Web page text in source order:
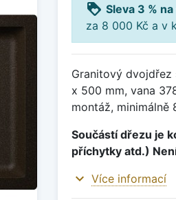
loyalty Sleva 3 %
za 8 000 Kč a v
Granitový dvojdřez
x 500 mm, vana
montáž, minimálně
Součástí dřezu je
příchytky atd.)
expand_more Více informací